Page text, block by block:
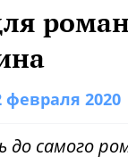
февраля 2020
до самого